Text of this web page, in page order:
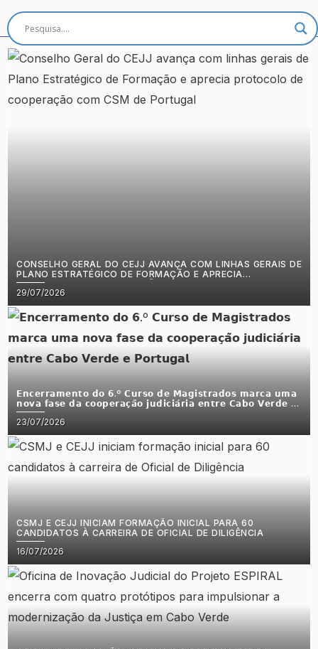
CONSELHO GERAL DO CEJJ AVANÇA COM LINHAS GERAIS DE
PLANO ESTRATÉGICO DE FORMAÇÃO E APRECIA
PROTOCOLO DE COOPERAÇÃO COM CSM DE PORTUGAL
Posted
on
29/07/2026
𝗘𝗻𝗰𝗲𝗿𝗿𝗮𝗺𝗲𝗻𝘁𝗼 𝗱𝗼 𝟲.º 𝗖𝘂𝗿𝘀𝗼 𝗱𝗲 𝗠𝗮𝗴𝗶𝘀𝘁𝗿𝗮𝗱𝗼𝘀 𝗺𝗮𝗿𝗰𝗮 𝘂𝗺𝗮
𝗻𝗼𝘃𝗮 𝗳𝗮𝘀𝗲 𝗱𝗮 𝗰𝗼𝗼𝗽𝗲𝗿𝗮𝗰̧𝗮̃𝗼 𝗷𝘂𝗱𝗶𝗰𝗶𝗮́𝗿𝗶𝗮 𝗲𝗻𝘁𝗿𝗲 𝗖𝗮𝗯𝗼 𝗩𝗲𝗿𝗱𝗲 𝗲
𝗣𝗼𝗿𝘁𝘂𝗴𝗮𝗹
Posted
on
23/07/2026
CSMJ E CEJJ INICIAM FORMAÇÃO INICIAL PARA 60
CANDIDATOS À CARREIRA DE OFICIAL DE DILIGÊNCIA
Posted
on
16/07/2026